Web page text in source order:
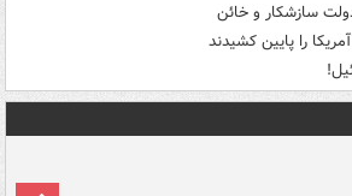
سازشکار و خائن
را پایین کشیدند